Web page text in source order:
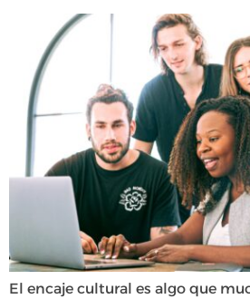
El encaje cultural es algo que